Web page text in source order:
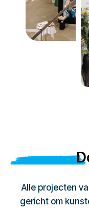
Alle projecten
gericht om